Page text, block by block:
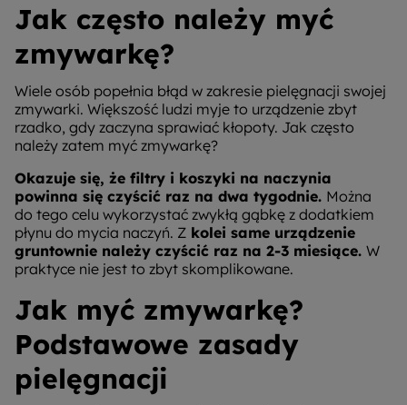
Jak często należy myć
zmywarkę?
Wiele osób popełnia błąd w zakresie pielęgnacji swojej
zmywarki. Większość ludzi myje to urządzenie zbyt
rzadko, gdy zaczyna sprawiać kłopoty. Jak często
należy zatem myć zmywarkę?
Okazuje się, że filtry i koszyki na naczynia
powinna się czyścić raz na dwa tygodnie. Można
do tego celu wykorzystać zwykłą gąbkę z dodatkiem
płynu do mycia naczyń. Z kolei same urządzenie
gruntownie należy czyścić raz na 2-3 miesiące. W
praktyce nie jest to zbyt skomplikowane.
Jak myć zmywarkę?
Podstawowe zasady
pielęgnacji